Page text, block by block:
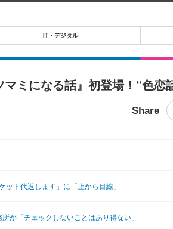
デジタルTOP
音楽
ペット
その他
IT・デジタル
ミになる話』初登場！“色恋
ト代返します」に「上から目線」
が「チェックしないことはあり得ない」